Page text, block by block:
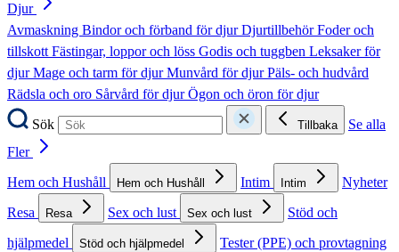
Djur
Avmaskning Bindor och förband för djurDjurtillbehörFoder och
tillskottFästingar, loppor och löss Godis och tuggben Leksaker för
djurMage och tarm för djurMunvård för djurPäls- och hudvård
Rädsla och oro Sårvård för djurÖgon och öron för djur
Sök
Tillbaka
Se alla
Fler
Hem och Hushåll
Hem och Hushåll Intim Intim
Nyheter
Resa
Resa Sex och lust Sex och lust
Stöd och
hjälpmedel
Stöd och hjälpmedel
Tester (PPE) och provtagning